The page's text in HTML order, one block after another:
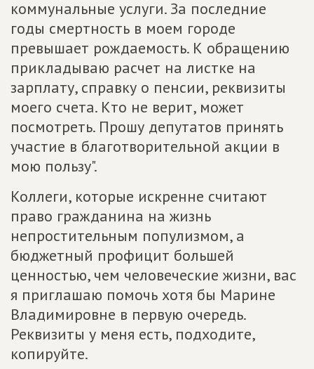
коммунальные услуги. За последние
годы смертность в моем городе
превышает рождаемость. К обращению
прикладываю расчет на листке на
зарплату, справку о пенсии, реквизиты
моего счета. Кто не верит, может
посмотреть. Прошу депутатов принять
участие в благотворительной акции в
мою пользу".
Коллеги, которые искренне считают
право гражданина на жизнь
непростительным популизмом, а
бюджетный профицит большей
ценностью, чем человеческие жизни, вас
я приглашаю помочь хотя бы Марине
Владимировне в первую очередь.
Реквизиты у меня есть, подходите,
копируйте.